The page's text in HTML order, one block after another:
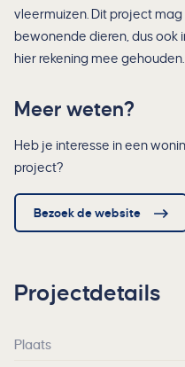
vleermuizen. Dit project
bewonende dieren, dus ook
hier rekening mee gehouden.
Meer weten?
Heb je interesse in een
project?
Bezoek de website
Projectdetails
Plaats